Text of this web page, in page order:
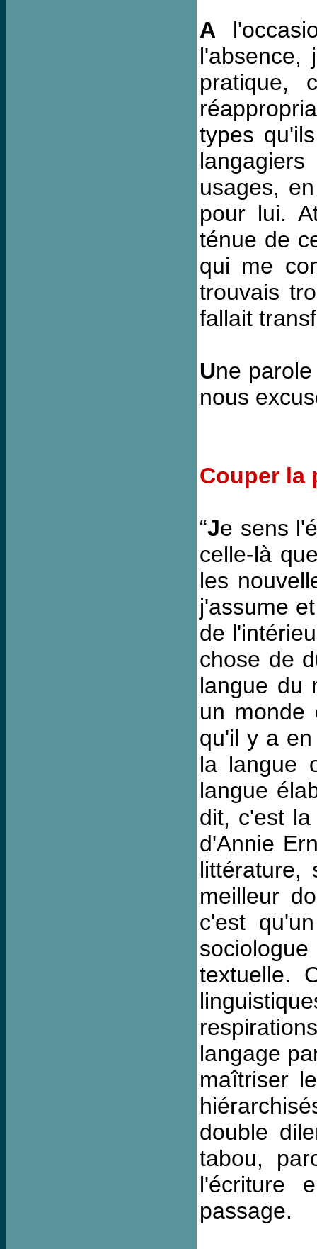
A
l'absence,
pratique,
types
usages,
pour lui.
ténue de
qui me
trouvais
fallait
Une
nous
Couper la
“Je sens
celle-là
les
j'assume
de
chose de
langue du
un monde
qu'il y a
la langue
langue
dit, c'est
d'Annie
littérature,
meilleur
c'est
textuelle.
langage
maîtriser
double
tabou,
l'écriture
passage.